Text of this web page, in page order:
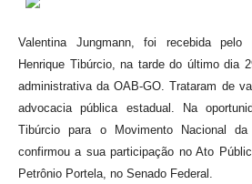
Valentina Jungmann, foi recebida pelo
Henrique Tibúrcio, na tarde do último dia
administrativa da OAB-GO. Trataram de
advocacia pública estadual. Na
Tibúrcio para o Movimento Nacional
confirmou a sua participação no Ato
Petrônio Portela, no Senado Federal.